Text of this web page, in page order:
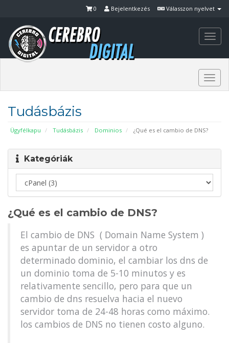
Válasszon nyelvet
Bejelentkezés
0
Tudásbázis
Ügyfélkapu Tudásbázis Dominios ¿Qué es el cambio de DNS?
Kategóriák
¿Qué es el cambio de DNS?
El cambio de DNS ( Domain Name System )
es apuntar de un servidor a otro
determinado dominio, el cambiar los dns de
un dominio toma de 5-10 minutos y es
relativamente sencillo, pero para que un
cambio de dns resuelva hacia el nuevo
servidor toma de 24-48 horas como máximo.
los cambios de DNS no tienen costo alguno.